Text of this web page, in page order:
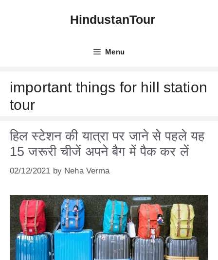
HindustanTour
Menu
important things for hill station
tour
हिल स्टेशन की यात्रा पर जाने से पहले यह
15 जरूरी चीजें अपने बैग में पैक कर लें
02/12/2021 by Neha Verma